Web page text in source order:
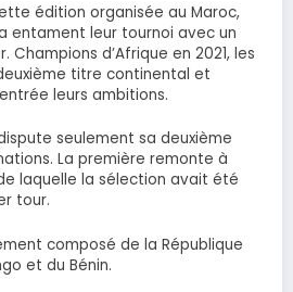
édition organisée au Maroc,
entament leur tournoi avec un
d’Afrique en 2021, les
titre continental et
leurs ambitions.
seulement sa deuxième
La première remonte à
laquelle la sélection avait été
tour.
composé de la République
et du Bénin.